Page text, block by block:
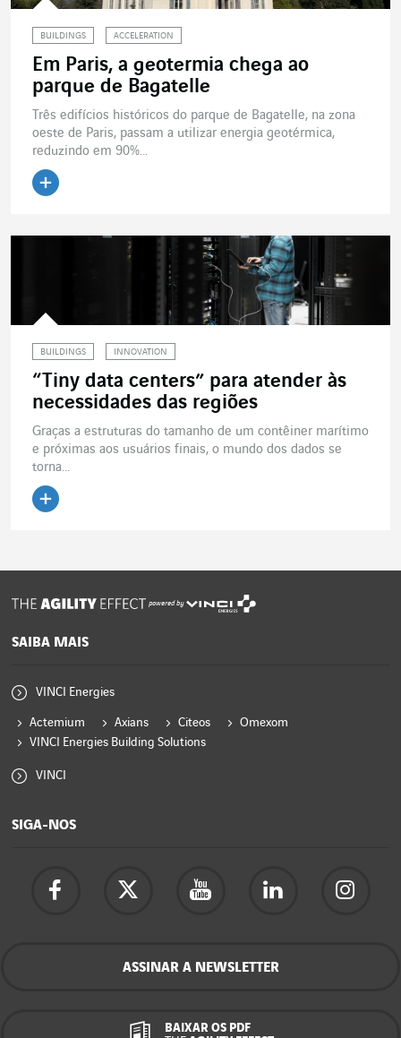
BUILDINGS ACCELERATION
Em Paris, a geotermia chega ao
parque de Bagatelle
Três edifícios históricos do parque de Bagatelle, na zona
oeste de Paris, passam a utilizar energia geotérmica,
reduzindo em 90%...
BUILDINGS INNOVATION
“Tiny data centers” para atender às
necessidades das regiões
Graças a estruturas do tamanho de um contêiner marítimo
e próximas aos usuários finais, o mundo dos dados se
torna...
powered by
SAIBA MAIS
VINCI Energies
Actemium Axians Citeos
Omexom
VINCI Energies Building Solutions
VINCI
SIGA-NOS
ASSINAR A NEWSLETTER
BAIXAR OS PDF